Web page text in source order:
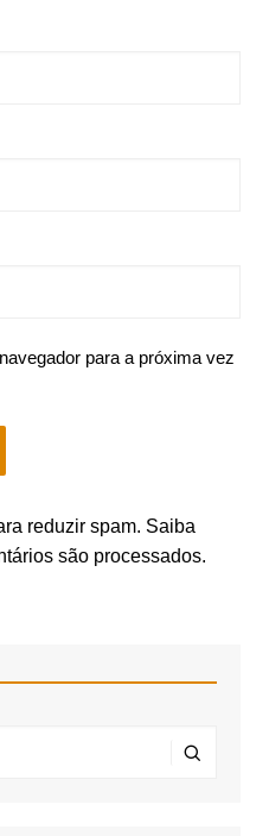
para a próxima vez
reduzir spam. Saiba
são processados.